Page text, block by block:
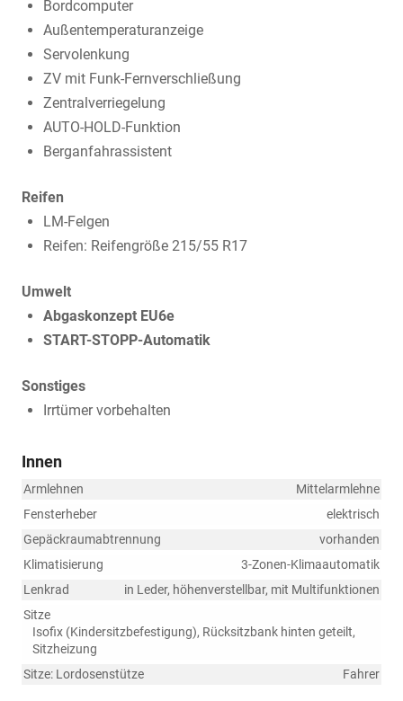
Bordcomputer
Außentemperaturanzeige
Servolenkung
ZV mit Funk-Fernverschließung
Zentralverriegelung
AUTO-HOLD-Funktion
Berganfahrassistent
Reifen
LM-Felgen
Reifen: Reifengröße 215/55 R17
Umwelt
Abgaskonzept EU6e
START-STOPP-Automatik
Sonstiges
Irrtümer vorbehalten
Innen
Armlehnen
Mittelarmlehne
Fensterheber
elektrisch
Gepäckraumabtrennung
vorhanden
Klimatisierung
3-Zonen-Klimaautomatik
Lenkrad
in Leder, höhenverstellbar, mit Multifunktionen
Sitze
Isofix (Kindersitzbefestigung), Rücksitzbank hinten geteilt,
Sitzheizung
Sitze: Lordosenstütze
Fahrer